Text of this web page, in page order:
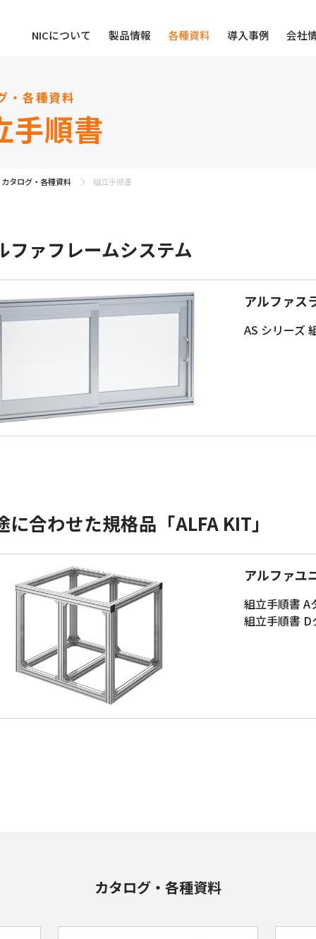
NICについて 製品情報 各種資料 導入事例 会社
・各種資料
手順書
カタログ・各種資料 組立手順書
ファフレームシステム
アルファス
AS シリーズ
に合わせた規格品「ALFA KIT」
アルファユ
組立手順書 A
組立手順書 D
カタログ・各種資料